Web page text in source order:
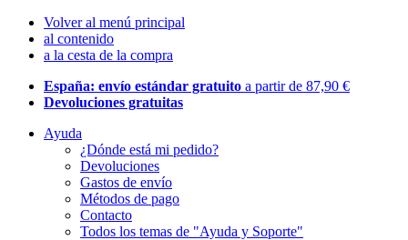
Volver al menú principal
al contenido
a la cesta de la compra
España: envío estándar gratuito a partir de 87,90 €
Devoluciones gratuitas
Ayuda
¿Dónde está mi pedido?
Devoluciones
Gastos de envío
Métodos de pago
Contacto
Todos los temas de "Ayuda y Soporte"